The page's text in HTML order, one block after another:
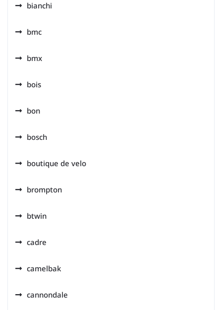
bianchi
bmc
bmx
bois
bon
bosch
boutique de velo
brompton
btwin
cadre
camelbak
cannondale